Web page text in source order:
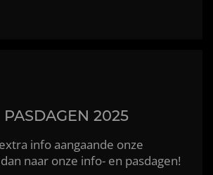
2025
info aangaande onze
naar onze info- en pasdagen!